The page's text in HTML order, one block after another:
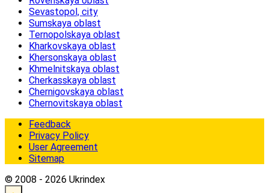
Sevastopol, city
Sumskaya oblast
Ternopolskaya oblast
Kharkovskaya oblast
Khersonskaya oblast
Khmelnitskaya oblast
Cherkasskaya oblast
Chernigovskaya oblast
Chernovitskaya oblast
Feedback
Privacy Policy
User Agreement
Sitemap
© 2008 - 2026 Ukrindex